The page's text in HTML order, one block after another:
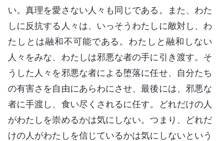
い。真理を愛さない人々も同じである。また、わた
しに反抗する人々は、いっそうわたしに敵対し、わ
たしとは融和不可能である。わたしと融和しない
人々をみな、わたしは邪悪な者の手に引き渡す。そ
うした人々を邪悪な者による堕落に任せ、自分たち
の有害さを自由にあらわにさせ、最後には、邪悪な
者に手渡し、食い尽くされるに任す。どれだけの人
がわたしを崇めるかは気にしない。つまり、どれだ
けの人がわたしを信じているかは気にしないという